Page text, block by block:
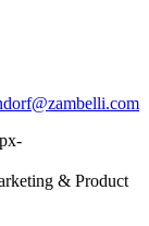
& Product